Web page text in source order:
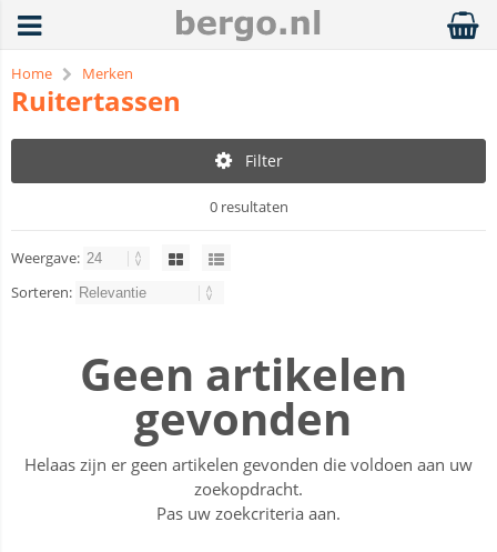
Home Merken
Ruitertassen
Filter
0 resultaten
Weergave:
Sorteren:
Geen artikelen
gevonden
Helaas zijn er geen artikelen gevonden die voldoen aan uw
zoekopdracht.
Pas uw zoekcriteria aan.